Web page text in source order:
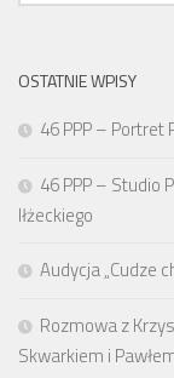
OSTATNIE WPISY
46 PPP – Portret
46 PPP – Studio
Iłżeckiego
Audycja „Cudze
Rozmowa z
Skwarkiem i